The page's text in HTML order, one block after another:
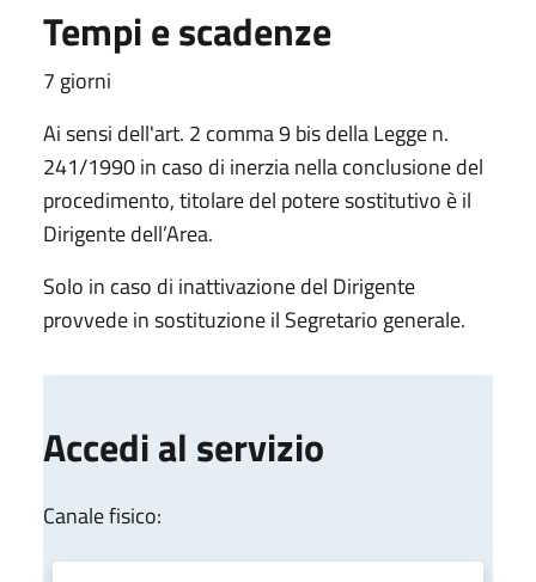
Tempi e scadenze
7 giorni
Ai sensi dell'art. 2 comma 9 bis della Legge n.
241/1990 in caso di inerzia nella conclusione del
procedimento, titolare del potere sostitutivo è il
Dirigente dell’Area.
Solo in caso di inattivazione del Dirigente
provvede in sostituzione il Segretario generale.
Accedi al servizio
Canale fisico: